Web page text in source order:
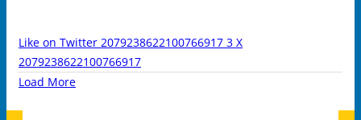
Like on Twitter 2079238622100766917 3 X
2079238622100766917
Load More